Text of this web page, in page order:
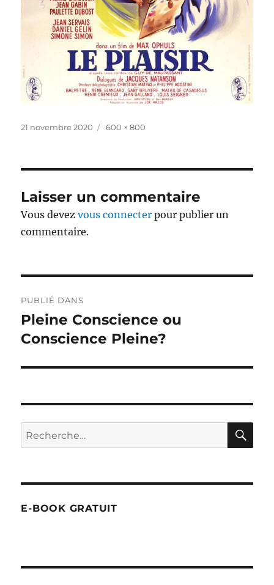
Publié
21 novembre 2020
Taille
600 × 800
Laisser un commentaire
Vous devezvous connecter pour publier un
commentaire.
de
l’article
PUBLIÉ DANS
Pleine Conscience ou
Conscience Pleine?
Recherche
pour :
E-BOOK GRATUIT